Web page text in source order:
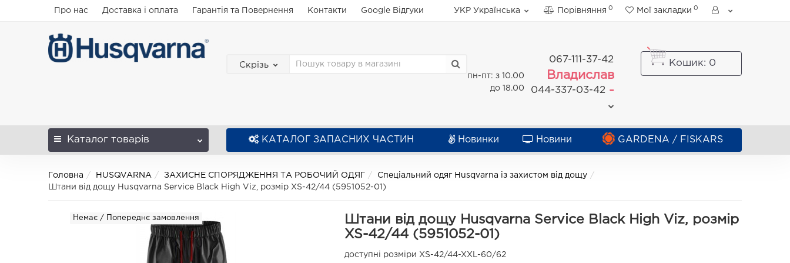
Про нас Доставка і оплата Гарантія та Повернення Контакти Google Відгуки УКР Українська Порівняння 0 Мої закладки 0
Скрізь
пн-пт: з 10.00
до 18.00
067-111-37-42
Владислав
044-337-03-42 -
Кошик: 0
Каталог товарів КАТАЛОГ ЗАПАСНИХ ЧАСТИН Новинки Новини GARDENA / FISKARS
Головна HUSQVARNA ЗАХИСНЕ СПОРЯДЖЕННЯ ТА РОБОЧИЙ ОДЯГ
Спеціальний одяг Husqvarna із захистом від дощу
Штани від дощу Husqvarna Service Black High Viz, розмір XS-42/44 (5951052-01)
Немає / Попереднє замовлення
Штани від дощу Husqvarna Service Black High Viz, розмір
XS-42/44 (5951052-01)
доступні розміри XS-42/44-XXL-60/62